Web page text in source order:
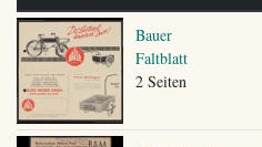
Bauer
Faltblatt
2 Seiten